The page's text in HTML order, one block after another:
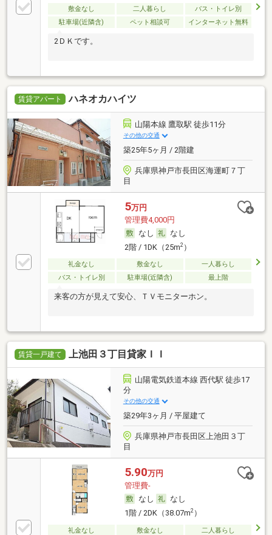
敷金なし 二人暮らし
バス・トイレ別
駐車場(近隣含)
ペット相談可 インターネット無料
2ＤＫです。
賃貸アパート ハネオカハイツ
山陽本線 鷹取駅 徒歩11分
その他の交通
築25年5ヶ月 / 2階建
兵庫県神戸市長田区海運町７丁
目
5万円
管理費4,000円
なし
なし
2階 / 1DK（25m2）
礼金なし 敷金なし
一人暮らし
バス・トイレ別
駐車場(近隣含) 最上階
来客の方が見えて安心、ＴＶモニターホン。
賃貸一戸建て 上池田３丁目貸家ＩＩ
山陽電気鉄道本線 西代駅 徒歩17
分
その他の交通
築29年3ヶ月 / 平屋建て
兵庫県神戸市長田区上池田３丁
目
5.90万円
管理費-
なし
なし
1階 / 2DK（38.07m2）
礼金なし 敷金なし 二人暮らし